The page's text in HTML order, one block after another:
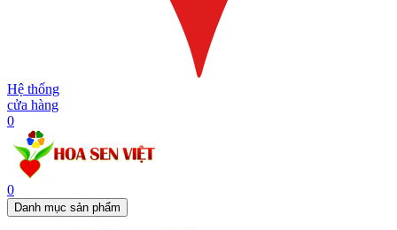
Hệ thống
cửa hàng
0
0
Danh mục sản phẩm